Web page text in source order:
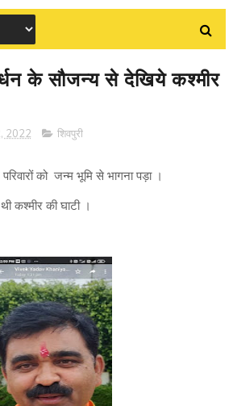
के सौजन्य से देखिये कश्मीर
2022 शिवपुरी
को जन्म भूमि से भागना पड़ा ।
कश्मीर की घाटी ।